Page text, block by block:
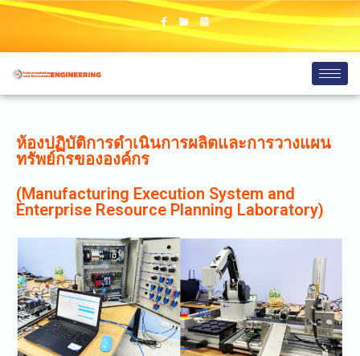
ห้องปฏิบัติการดำเนินการผลิตและการวางแผน
ทรัพย์กรขององค์กร
(Manufacturing Execution System and
Enterprise Resource Planning Laboratory)